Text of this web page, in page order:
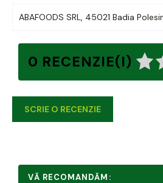
ABAFOODS SRL, 45021 Badia
0 RECENZIE(I)
SCRIE O RECENZIE
VĂ RECOMANDĂM: